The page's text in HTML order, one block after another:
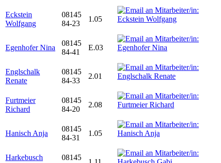
Eckstein
Wolfgang
08145
84-23
1.05
Egenhofer Nina
08145
84-41
E.03
Englschalk
Renate
08145
84-33
2.01
Furtmeier
Richard
08145
84-20
2.08
Hanisch Anja
08145
84-31
1.05
Harkebusch
08145